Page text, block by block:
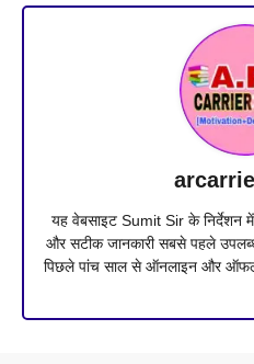
यह वेबसाइट Sumit Sir के निर्देशन
और सटीक जानकारी सबसे पहले
पिछले पांच साल से ऑनलाइन और